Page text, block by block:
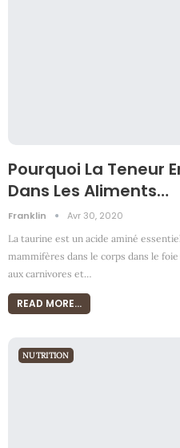
Pourquoi La Teneur
Dans Les Aliments…
Franklin Avr 30, 2020
La taurine est un acide aminé
mammifères dans le corps dans le
aux carnivores et…
READ MORE...
NUTRITION